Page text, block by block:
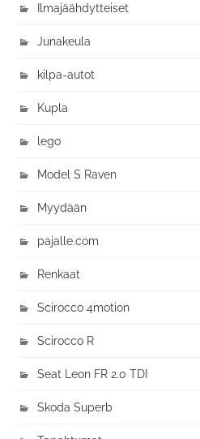
Ilmajäähdytteiset
Junakeula
kilpa-autot
Kupla
lego
Model S Raven
Myydään
pajalle.com
Renkaat
Scirocco 4motion
Scirocco R
Seat Leon FR 2.0 TDI
Skoda Superb